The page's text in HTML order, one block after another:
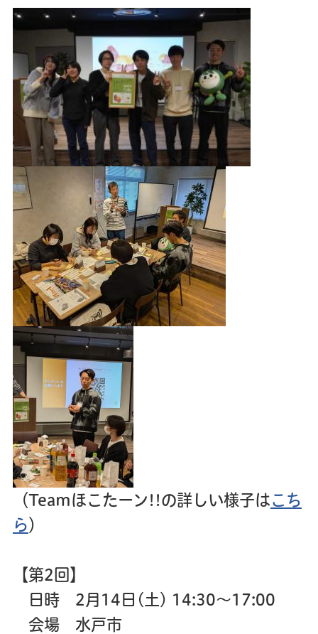
（Teamほこたーン!!の詳しい様子はこち
ら ）
【第2回】
日時 2月14日(土) 14:30～17:00
会場 水戸市